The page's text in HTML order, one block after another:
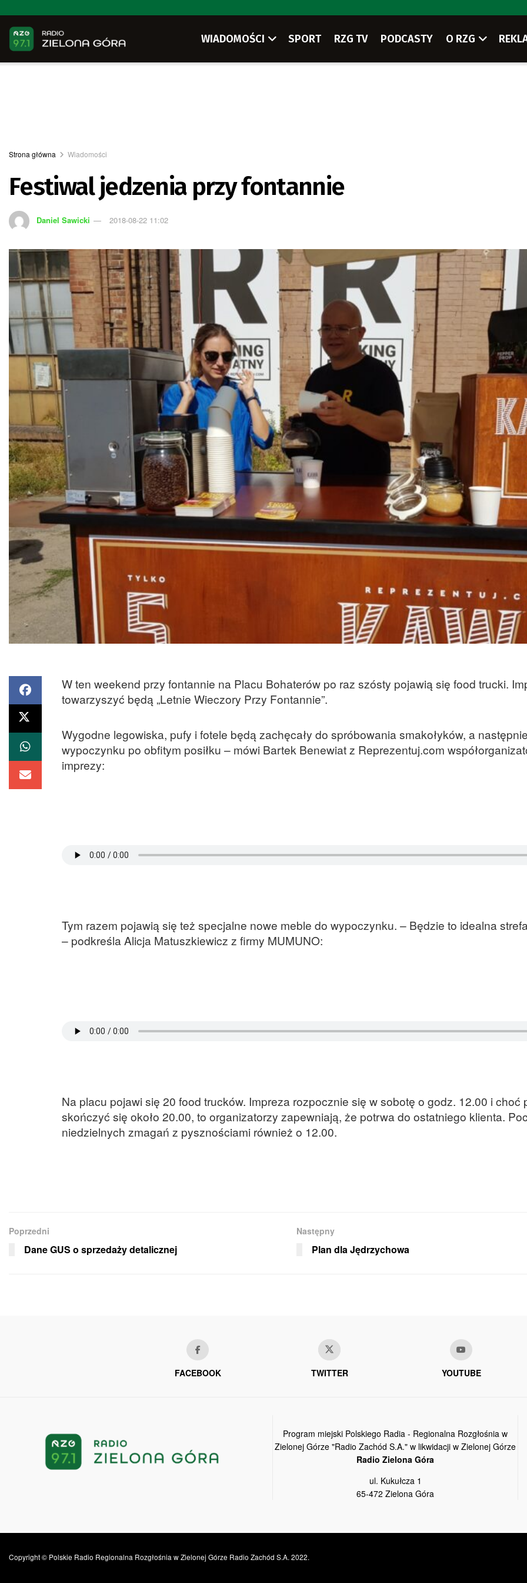
WIADOMOŚCI SPORT RZG TV PODCASTY O RZG
Strona główna Wiadomości
Festiwal jedzenia przy fontannie
Daniel Sawicki 2018-08-22 11:02
W ten weekend przy fontannie na Placu Bohaterów po raz szósty pojawią się food trucki.
towarzyszyć będą „Letnie Wieczory Przy Fontannie”.
Wygodne legowiska, pufy i fotele będą zachęcały do spróbowania smakołyków, a następnie
wypoczynku po obfitym posiłku – mówi Bartek Benewiat z Reprezentuj.com
imprezy:
Tym razem pojawią się też specjalne nowe meble do wypoczynku. – Będzie to idealna
– podkreśla Alicja Matuszkiewicz z firmy MUMUNO:
Na placu pojawi się 20 food trucków. Impreza rozpocznie się w sobotę o godz. 12.00 i choć
skończyć się około 20.00, to organizatorzy zapewniają, że potrwa do ostatniego klienta.
niedzielnych zmagań z pysznościami również o 12.00.
Poprzedni
Dane GUS o sprzedaży detalicznej
Następny
Plan dla Jędrzychowa
FACEBOOK TWITTER YOUTUBE
Program miejski Polskiego Radia - Regionalna Rozgłośnia w
Zielonej Górze "Radio Zachód S.A." w likwidacji w Zielonej Górze
Radio Zielona Góra
ul. Kukułcza 1
65-472 Zielona Góra
Copyright © Polskie Radio Regionalna Rozgłośnia w Zielonej Górze Radio Zachód S.A. 2022.